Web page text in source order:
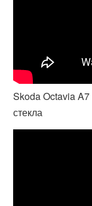
Skoda Octavia
стекла